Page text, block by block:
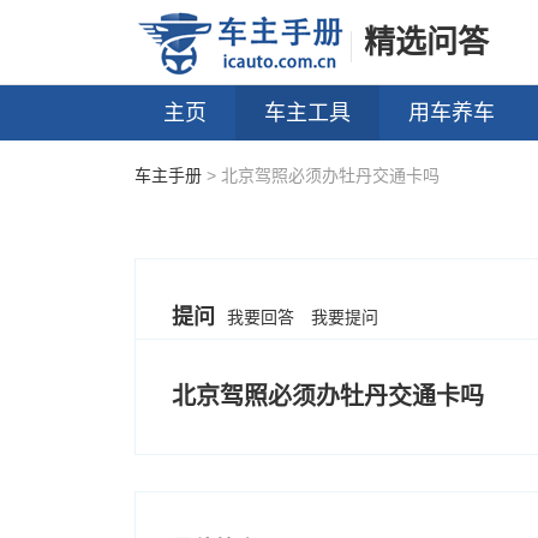
精选问答
主页 车主工具 用车养车
车主手册 > 北京驾照必须办牡丹交通卡吗
提问 我要回答 我要提问
北京驾照必须办牡丹交通卡吗